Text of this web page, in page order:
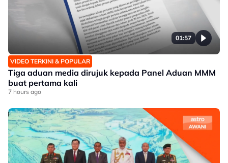
01:57
VIDEO TERKINI & POPULAR
Tiga aduan media dirujuk kepada Panel Aduan MMM
buat pertama kali
7 hours ago